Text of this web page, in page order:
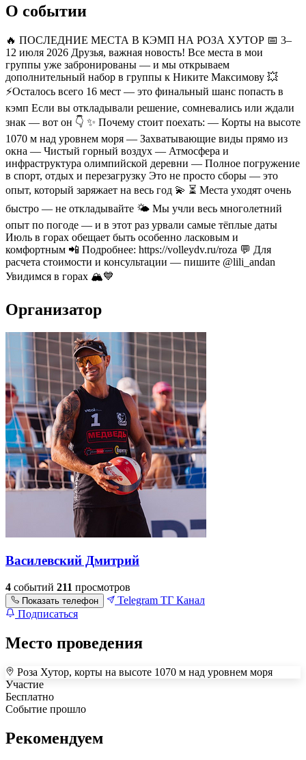
О событии
🔥 ПОСЛЕДНИЕ МЕСТА В КЭМП НА РОЗА ХУТОР 📅 3–
12 июля 2026 Друзья, важная новость! Все места в мои
группы уже забронированы — и мы открываем
дополнительный набор в группы к Никите Максимову 💥
⚡Осталось всего 16 мест — это финальный шанс попасть в
кэмп Если вы откладывали решение, сомневались или ждали
знак — вот он 👇 ✨ Почему стоит поехать: — Корты на высоте
1070 м над уровнем моря — Захватывающие виды прямо из
окна — Чистый горный воздух — Атмосфера и
инфраструктура олимпийской деревни — Полное погружение
в спорт, отдых и перезагрузку Это не просто сборы — это
опыт, который заряжает на весь год 💫 ⏳ Места уходят очень
быстро — не откладывайте 🌤 Мы учли весь многолетний
опыт по погоде — и в этот раз урвали самые тёплые даты
Июль в горах обещает быть особенно ласковым и
комфортным 📲 Подробнее: https://volleydv.ru/roza 💬 Для
расчета стоимости и консультации — пишите @lili_andan
Увидимся в горах 🏔️💙
Организатор
Василевский Дмитрий
4 событий 211 просмотров
Показать телефон Telegram ТГ Канал
Подписаться
Место проведения
+
–
Роза Хутор, корты на высоте 1070 м над уровнем моря
Участие
Бесплатно
Событие прошло
Рекомендуем